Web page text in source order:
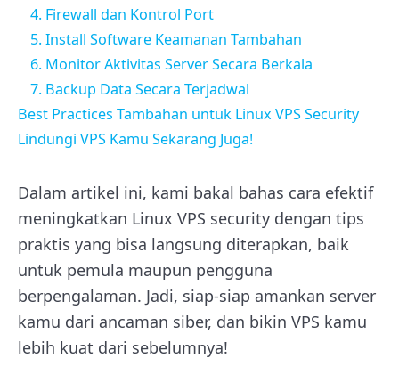
4. Firewall dan Kontrol Port
5. Install Software Keamanan Tambahan
6. Monitor Aktivitas Server Secara Berkala
7. Backup Data Secara Terjadwal
Best Practices Tambahan untuk Linux VPS Security
Lindungi VPS Kamu Sekarang Juga!
Dalam artikel ini, kami bakal bahas cara efektif
meningkatkan Linux VPS security dengan tips
praktis yang bisa langsung diterapkan, baik
untuk pemula maupun pengguna
berpengalaman. Jadi, siap-siap amankan server
kamu dari ancaman siber, dan bikin VPS kamu
lebih kuat dari sebelumnya!